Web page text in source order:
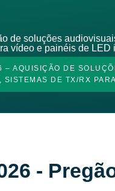
de soluções
vídeo e painéis de LED
AQUISIÇÃO DE
SISTEMAS DE TX/RX
-